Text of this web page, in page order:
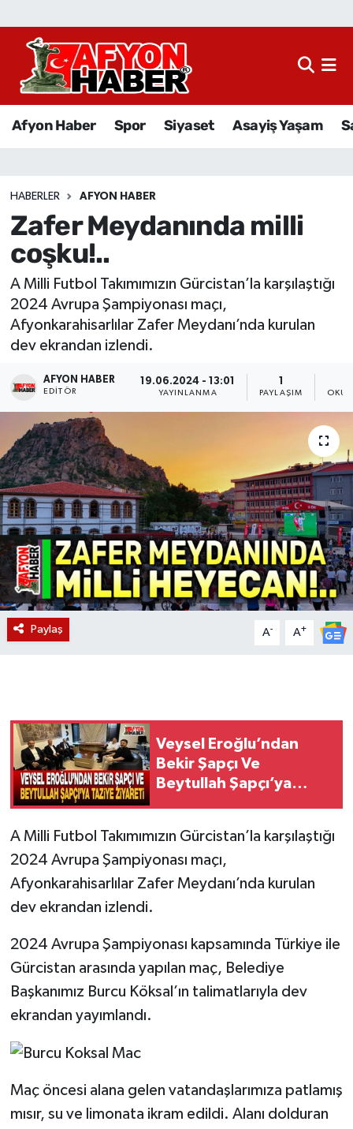
Afyon Haber Spor Siyaset Asayiş Yaşam
HABERLER AFYON HABER
Zafer Meydanında milli
coşku!..
A Milli Futbol Takımımızın Gürcistan’la karşılaştığı
2024 Avrupa Şampiyonası maçı,
Afyonkarahisarlılar Zafer Meydanı’nda kurulan
dev ekrandan izlendi.
AFYON HABER
EDITÖR
19.06.2024 - 13:01
YAYINLANMA PAYLAŞIM
Paylaş A- A+
Veysel Eroğlu’ndan
Bekir Şapçı Ve
Beytullah Şapçı’ya
A Milli Futbol Takımımızın Gürcistan’la karşılaştığı
2024 Avrupa Şampiyonası maçı,
Afyonkarahisarlılar Zafer Meydanı’nda kurulan
dev ekrandan izlendi.
2024 Avrupa Şampiyonası kapsamında Türkiye ile
Gürcistan arasında yapılan maç, Belediye
Başkanımız Burcu Köksal’ın talimatlarıyla dev
ekrandan yayımlandı.
Maç öncesi alana gelen vatandaşlarımıza patlamış
mısır, su ve limonata ikram edildi. Alanı dolduran
Afyon Haber
Sağlık
Eğitim
Sivil Toplum
Ekonomi
Magazin
Etkinlikler